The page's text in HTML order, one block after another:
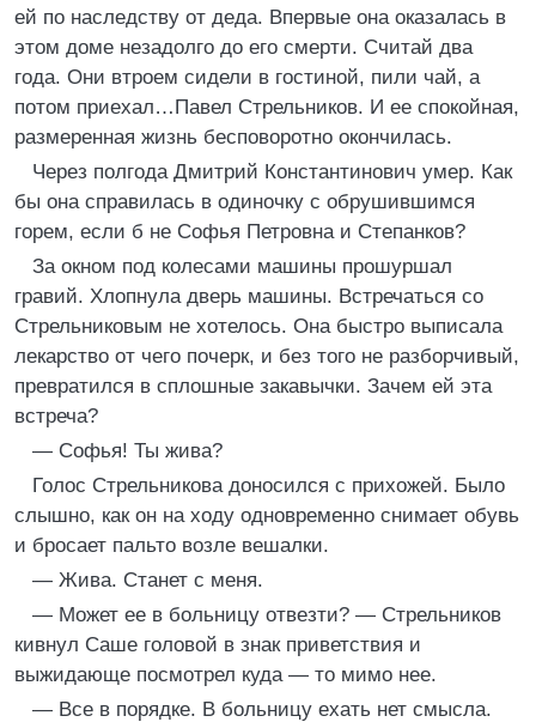
ей по наследству от деда. Впервые она оказалась в
этом доме незадолго до его смерти. Считай два
года. Они втроем сидели в гостиной, пили чай, а
потом приехал…Павел Стрельников. И ее спокойная,
размеренная жизнь бесповоротно окончилась.
Через полгода Дмитрий Константинович умер. Как
бы она справилась в одиночку с обрушившимся
горем, если б не Софья Петровна и Степанков?
За окном под колесами машины прошуршал
гравий. Хлопнула дверь машины. Встречаться со
Стрельниковым не хотелось. Она быстро выписала
лекарство от чего почерк, и без того не разборчивый,
превратился в сплошные закавычки. Зачем ей эта
встреча?
— Софья! Ты жива?
Голос Стрельникова доносился с прихожей. Было
слышно, как он на ходу одновременно снимает обувь
и бросает пальто возле вешалки.
— Жива. Станет с меня.
— Может ее в больницу отвезти? — Стрельников
кивнул Саше головой в знак приветствия и
выжидающе посмотрел куда — то мимо нее.
— Все в порядке. В больницу ехать нет смысла.